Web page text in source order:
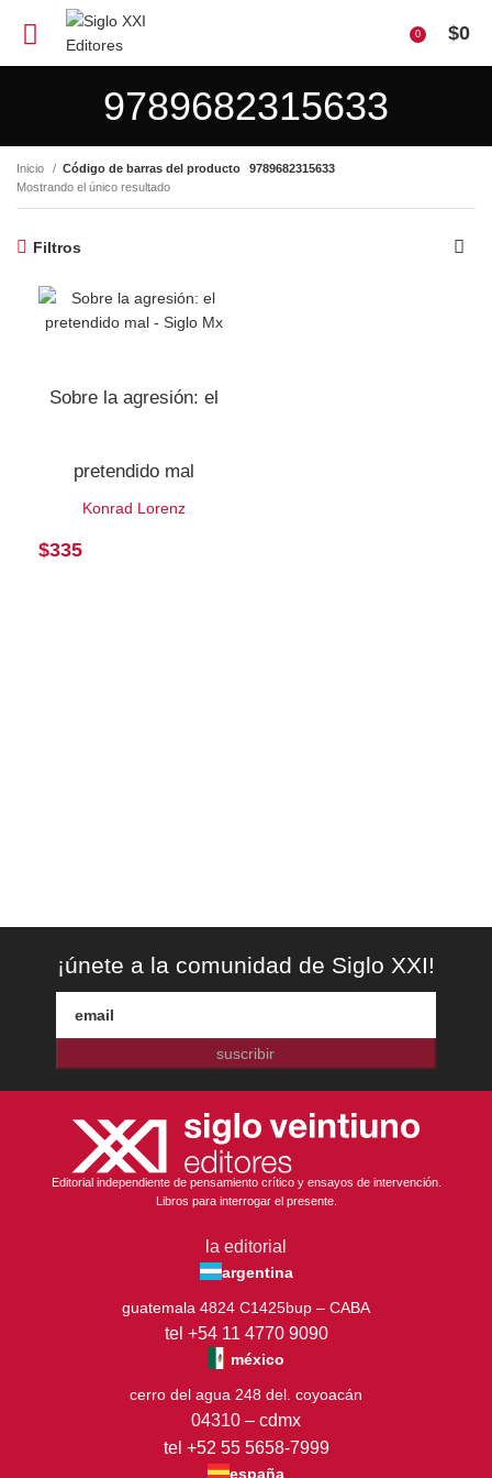
0 $0
9789682315633
Inicio Código de barras del producto
9789682315633
Mostrando el único resultado
Filtros
Sobre la agresión: el
pretendido mal
Konrad Lorenz
$335
¡únete a la comunidad de Siglo XXI!
suscribir
Editorial independiente de pensamiento crítico y ensayos de intervención.
Libros para interrogar el presente.
la editorial
argentina
guatemala 4824 C1425bup – CABA
tel +54 11 4770 9090
méxico
cerro del agua 248 del. coyoacán
04310 – cdmx
tel +52 55 5658-7999
españa